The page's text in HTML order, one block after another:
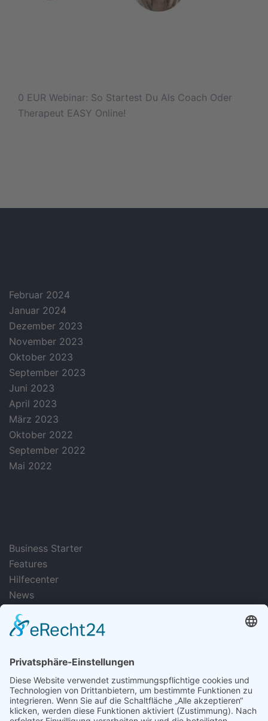
0 EUR Webinar: So Startest Du Als Coach Oder
Therapeut EASY Online!
Februar 2024
Januar 2024
Dezember 2023
November 2023
Oktober 2023
September 2023
Juni 2023
April 2023
März 2023
Oktober 2022
September 2022
Mai 2022
Business Starter
Features
Hilfecenter
News
hellopassion
Hilfecenter: Alle Inhalte